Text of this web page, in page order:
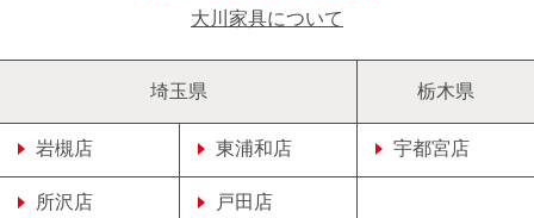
大川家具について
埼玉県
岩槻店 東浦和店
所沢店 戸田店
栃木県
宇都宮店